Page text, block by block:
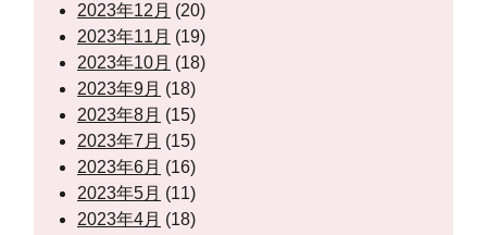
2023年12月 (20)
2023年11月 (19)
2023年10月 (18)
2023年9月 (18)
2023年8月 (15)
2023年7月 (15)
2023年6月 (16)
2023年5月 (11)
2023年4月 (18)